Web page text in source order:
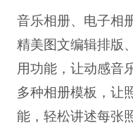
音乐相册、电子相
精美图文编辑排版
用功能，让动感音
多种相册模板，让
能，轻松讲述每张